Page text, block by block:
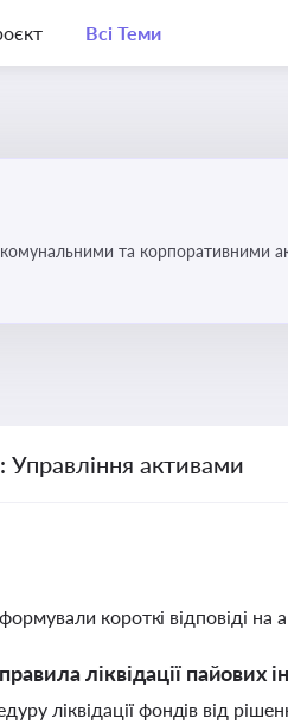
Всі Теми
та корпоративними
і держави
активами
короткі відповіді на
ліквідації пайових
ліквідації фондів від